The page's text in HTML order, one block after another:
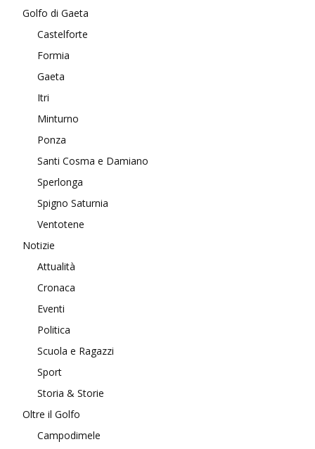
Golfo di Gaeta
Castelforte
Formia
Gaeta
Itri
Minturno
Ponza
Santi Cosma e Damiano
Sperlonga
Spigno Saturnia
Ventotene
Notizie
Attualità
Cronaca
Eventi
Politica
Scuola e Ragazzi
Sport
Storia & Storie
Oltre il Golfo
Campodimele